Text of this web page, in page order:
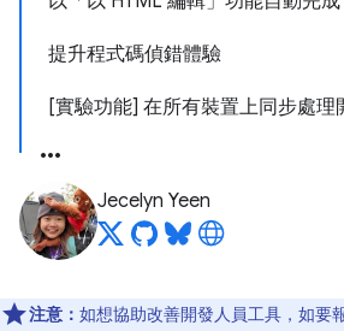
提升程式碼偵錯體驗
[實驗功能] 在所有裝置上同步處理
Jecelyn Yeen
注意： 如想協助改善開發人員工具，如要